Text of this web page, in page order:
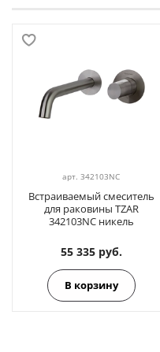
арт.342103NC
Встраиваемый смеситель
для раковины TZAR
342103NC никель
55 335 руб.
В корзину